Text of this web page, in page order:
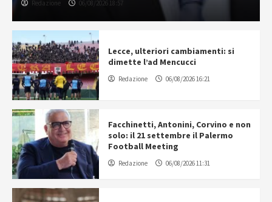
Redazione 06/08/2026 18:57
Lecce, ulteriori cambiamenti: si
dimette l’ad Mencucci
Redazione 06/08/2026 16:21
Facchinetti, Antonini, Corvino e non
solo: il 21 settembre il Palermo
Football Meeting
Redazione 06/08/2026 11:31